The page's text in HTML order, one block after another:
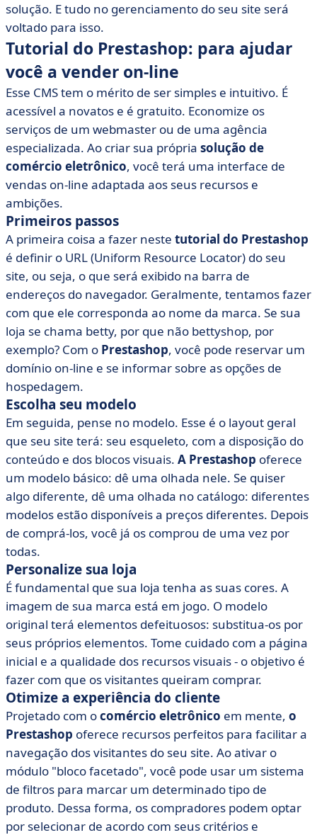
solução. E tudo no gerenciamento do seu site será
voltado para isso.
Tutorial do Prestashop: para ajudar
você a vender on-line
Esse CMS tem o mérito de ser simples e intuitivo. É
acessível a novatos e é gratuito. Economize os
serviços de um webmaster ou de uma agência
especializada. Ao criar sua própria solução de
comércio eletrônico, você terá uma interface de
vendas on-line adaptada aos seus recursos e
ambições.
Primeiros passos
A primeira coisa a fazer neste tutorial do Prestashop
é definir o URL (Uniform Resource Locator) do seu
site, ou seja, o que será exibido na barra de
endereços do navegador. Geralmente, tentamos fazer
com que ele corresponda ao nome da marca. Se sua
loja se chama betty, por que não bettyshop, por
exemplo? Com o Prestashop, você pode reservar um
domínio on-line e se informar sobre as opções de
hospedagem.
Escolha seu modelo
Em seguida, pense no modelo. Esse é o layout geral
que seu site terá: seu esqueleto, com a disposição do
conteúdo e dos blocos visuais. A Prestashop oferece
um modelo básico: dê uma olhada nele. Se quiser
algo diferente, dê uma olhada no catálogo: diferentes
modelos estão disponíveis a preços diferentes. Depois
de comprá-los, você já os comprou de uma vez por
todas.
Personalize sua loja
É fundamental que sua loja tenha as suas cores. A
imagem de sua marca está em jogo. O modelo
original terá elementos defeituosos: substitua-os por
seus próprios elementos. Tome cuidado com a página
inicial e a qualidade dos recursos visuais - o objetivo é
fazer com que os visitantes queiram comprar.
Otimize a experiência do cliente
Projetado com ocomércio eletrônico em mente, o
Prestashop oferece recursos perfeitos para facilitar a
navegação dos visitantes do seu site. Ao ativar o
módulo "bloco facetado", você pode usar um sistema
de filtros para marcar um determinado tipo de
produto. Dessa forma, os compradores podem optar
por selecionar de acordo com seus critérios e